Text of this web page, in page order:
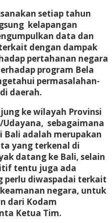
setiap tahun
kelapangan
data dan
dengan dampak
pertahanan negara
program Bela
permasalahan-
daerah.
ke wilayah Provinsi
sebagaimana
Bali adalah merupakan
yang terkenal di
datang ke Bali, selain
tentu juga ada
perlu diwaspadai terkait
negara, untuk
dari Kodam
Ketua Tim.